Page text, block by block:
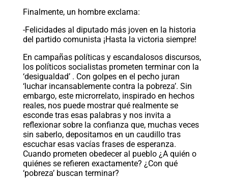
Finalmente, un hombre exclama:
-Felicidades al diputado más joven en la historia
del partido comunista ¡Hasta la victoria siempre!
En campañas políticas y escandalosos discursos,
los políticos socialistas prometen terminar con la
‘desigualdad’ . Con golpes en el pecho juran
‘luchar incansablemente contra la pobreza’. Sin
embargo, este microrrelato, inspirado en hechos
reales, nos puede mostrar qué realmente se
esconde tras esas palabras y nos invita a
reflexionar sobre la confianza que, muchas veces
sin saberlo, depositamos en un caudillo tras
escuchar esas vacías frases de esperanza.
Cuando prometen obedecer al pueblo ¿A quién o
quiénes se refieren exactamente? ¿Con qué
‘pobreza’ buscan terminar?